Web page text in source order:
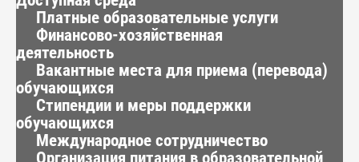
Платные образовательные услуги
Финансово-хозяйственная
деятельность
Вакантные места для приема (перевода)
обучающихся
Стипендии и меры поддержки
обучающихся
Международное сотрудничество
Организация питания в образовательной